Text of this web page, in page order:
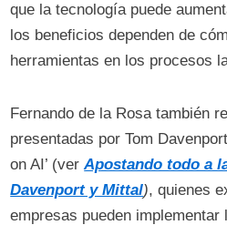
que la tecnología puede
los beneficios dependen de
herramientas en los procesos
Fernando de la Rosa también
presentadas por Tom
on AI’ (verApostando todo a
Davenport y Mittal), quienes
empresas pueden